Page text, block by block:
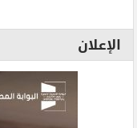
الإعلان